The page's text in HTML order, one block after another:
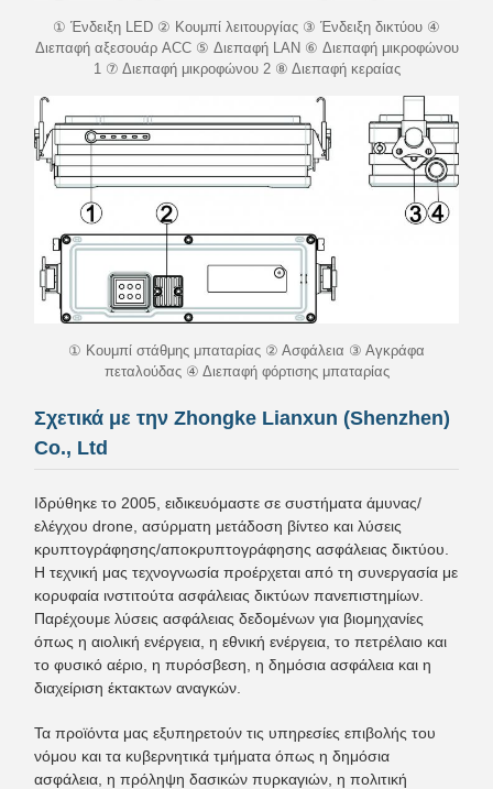
① Ένδειξη LED ② Κουμπί λειτουργίας ③ Ένδειξη δικτύου ④
Διεπαφή αξεσουάρ ACC ⑤ Διεπαφή LAN ⑥ Διεπαφή μικροφώνου
1 ⑦ Διεπαφή μικροφώνου 2 ⑧ Διεπαφή κεραίας
① Κουμπί στάθμης μπαταρίας ② Ασφάλεια ③ Αγκράφα
πεταλούδας ④ Διεπαφή φόρτισης μπαταρίας
Σχετικά με την Zhongke Lianxun (Shenzhen)
Co., Ltd
Ιδρύθηκε το 2005, ειδικευόμαστε σε συστήματα άμυνας/
ελέγχου drone, ασύρματη μετάδοση βίντεο και λύσεις
κρυπτογράφησης/αποκρυπτογράφησης ασφάλειας δικτύου.
Η τεχνική μας τεχνογνωσία προέρχεται από τη συνεργασία με
κορυφαία ινστιτούτα ασφάλειας δικτύων πανεπιστημίων.
Παρέχουμε λύσεις ασφάλειας δεδομένων για βιομηχανίες
όπως η αιολική ενέργεια, η εθνική ενέργεια, το πετρέλαιο και
το φυσικό αέριο, η πυρόσβεση, η δημόσια ασφάλεια και η
διαχείριση έκτακτων αναγκών.
Τα προϊόντα μας εξυπηρετούν τις υπηρεσίες επιβολής του
νόμου και τα κυβερνητικά τμήματα όπως η δημόσια
ασφάλεια, η πρόληψη δασικών πυρκαγιών, η πολιτική